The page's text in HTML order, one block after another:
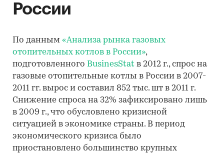
России
По данным «Анализа рынка газовых
отопительных котлов в России»,
подготовленного BusinesStat в 2012 г., спрос на
газовые отопительные котлы в России в 2007-
2011 гг. вырос и составил 852 тыс. шт в 2011 г.
Снижение спроса на 32% зафиксировано лишь
в 2009 г., что обусловлено кризисной
ситуацией в экономике страны. В период
экономического кризиса было
приостановлено большинство крупных